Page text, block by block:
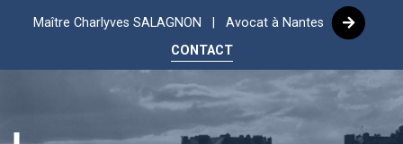
Maître Charlyves SALAGNON | Avocat à Nantes
CONTACT